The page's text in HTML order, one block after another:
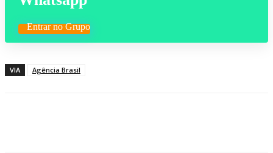
Entrar no Grupo
VIA Agência Brasil